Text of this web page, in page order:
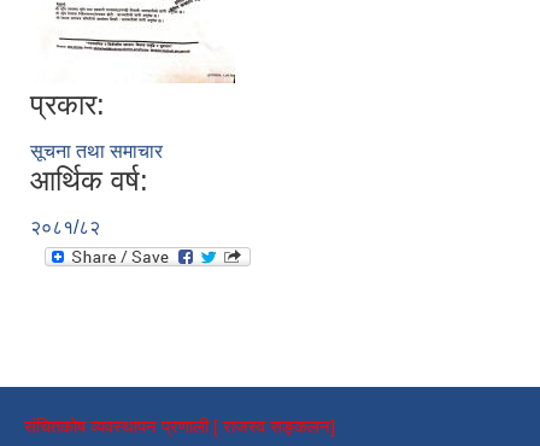
प्रकार:
सूचना तथा समाचार
आर्थिक वर्ष:
२०८१/८२
संचितकोष व्यवस्थापन प्रणाली [ राजस्व सङ्कलन]